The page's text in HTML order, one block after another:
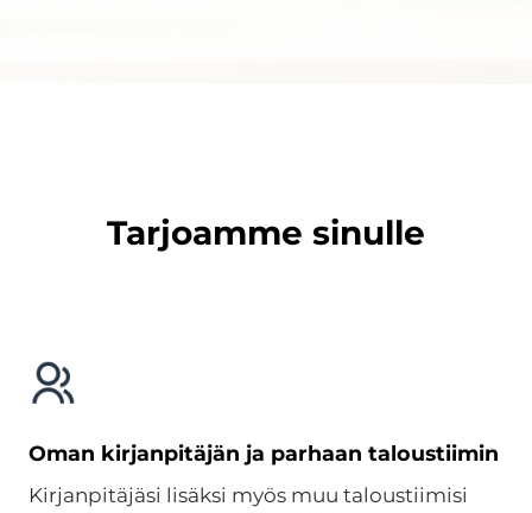
Tarjoamme sinulle
Oman kirjanpitäjän ja parhaan taloustiimin
Kirjanpitäjäsi lisäksi myös muu taloustiimisi